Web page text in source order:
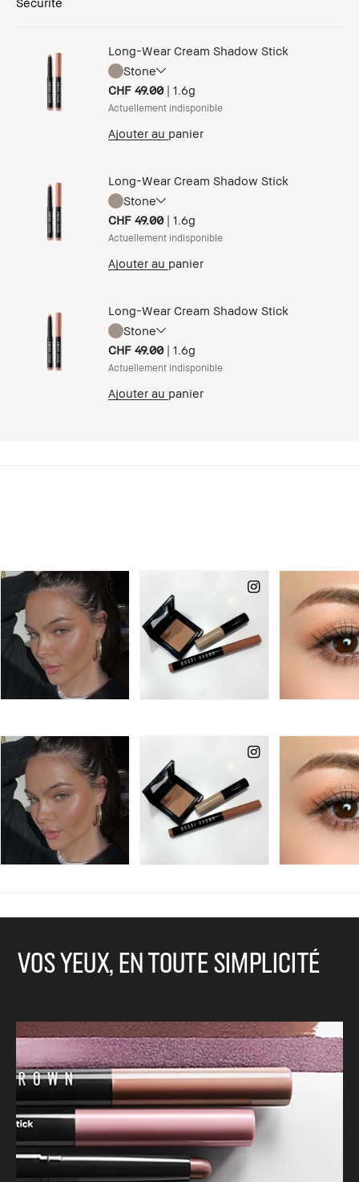
Long-Wear Cream Shadow Stick
Stone
CHF 49.00 | 1.6g
Actuellement indisponible
Ajouter au panier
Long-Wear Cream Shadow Stick
Stone
CHF 49.00 | 1.6g
Actuellement indisponible
Ajouter au panier
Long-Wear Cream Shadow Stick
Stone
CHF 49.00 | 1.6g
Actuellement indisponible
Ajouter au panier
VOS YEUX, EN TOUTE SIMPLICITÉ